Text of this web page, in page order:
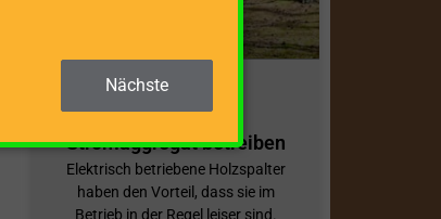
Holzspalter mit
Stromaggregat betreiben
Elektrisch betriebene Holzspalter
haben den Vorteil, dass sie im
Betrieb in der Regel leiser sind.
Nächste